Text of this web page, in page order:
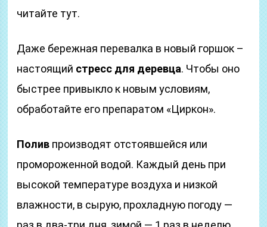
читайте тут.
Даже бережная перевалка в новый горшок –
настоящий стресс для деревца. Чтобы оно
быстрее привыкло к новым условиям,
обработайте его препаратом «Циркон».
Полив производят отстоявшейся или
промороженной водой. Каждый день при
высокой температуре воздуха и низкой
влажности, в сырую, прохладную погоду —